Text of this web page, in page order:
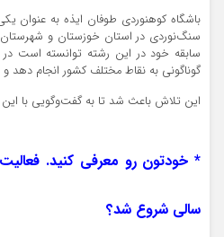
باشگاه کوهنوردی طوفان ایذه به عنوان
سنگ‌نوردی در استان خوزستان و شهرستان
سابقه خود در این رشته توانسته است
گوناگونی به نقاط مختلف کشور انجام دهد
این تلاش باعث شد تا به گفت‌و‌گویی با این
* خودتون رو معرفی کنید.
سالی شروع شد؟